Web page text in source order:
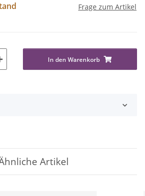
Frage zum Artikel
In den Warenkorb
Artikel